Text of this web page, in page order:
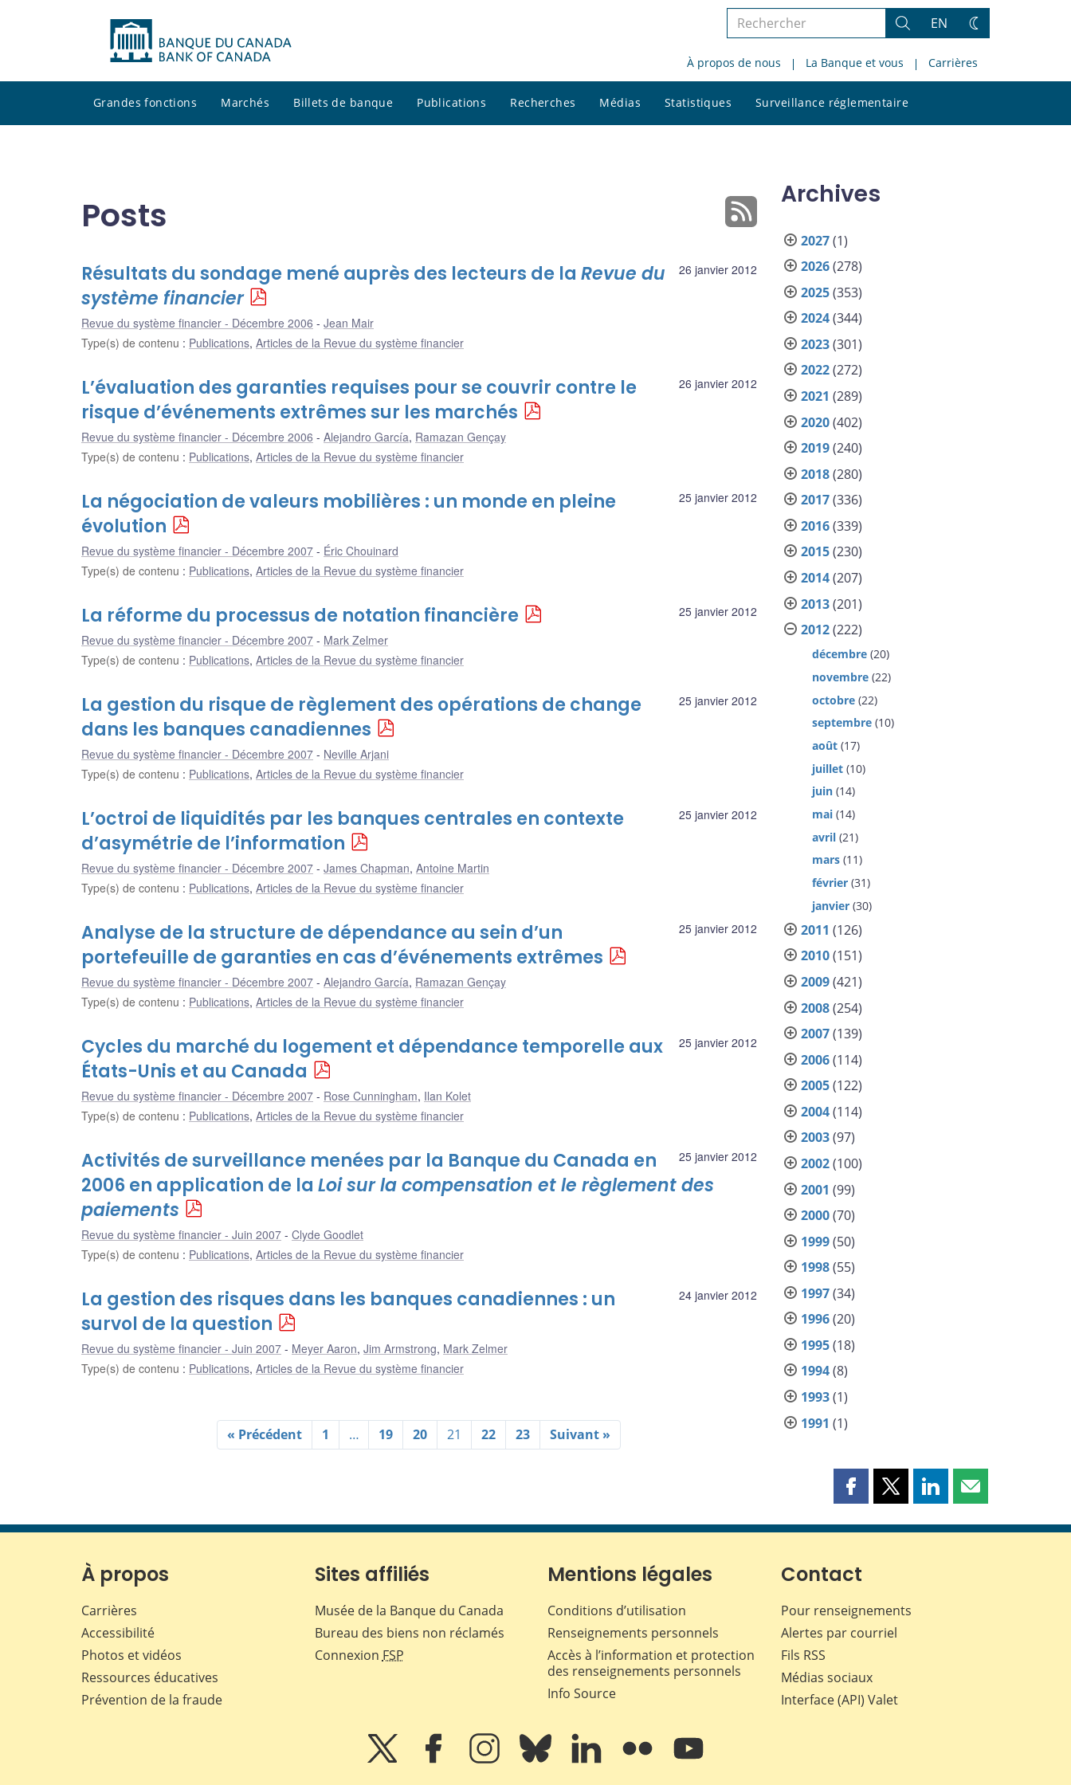
Rechercher
le
site
Rechercher
EN
Changez
thème
À propos de nous La Banque et vous Carrières
Grandes fonctions Marchés Billets de banque Publications Recherches Médias Statistiques Surveillance réglementaire
le
Posts
26 janvier 2012
Résultats du sondage mené auprès des lecteurs de la Revue du
système financier
Revue du système financier - Décembre 2006
Jean Mair
Type(s) de contenu : Publications, Articles de la Revue du système financier
26 janvier 2012
L’évaluation des garanties requises pour se couvrir contre le
risque d’événements extrêmes sur les marchés
Revue du système financier - Décembre 2006 Alejandro García, Ramazan Gençay
Type(s) de contenu : Publications, Articles de la Revue du système financier
25 janvier 2012
La négociation de valeurs mobilières : un monde en pleine
évolution
Revue du système financier - Décembre 2007
Éric Chouinard
Type(s) de contenu : Publications, Articles de la Revue du système financier
25 janvier 2012
La réforme du processus de notation financière
Revue du système financier - Décembre 2007
Mark Zelmer
Type(s) de contenu : Publications, Articles de la Revue du système financier
25 janvier 2012
La gestion du risque de règlement des opérations de change
dans les banques canadiennes
Revue du système financier - Décembre 2007
Neville Arjani
Type(s) de contenu : Publications, Articles de la Revue du système financier
25 janvier 2012
L’octroi de liquidités par les banques centrales en contexte
d’asymétrie de l’information
Revue du système financier - Décembre 2007 James Chapman, Antoine Martin
Type(s) de contenu : Publications, Articles de la Revue du système financier
25 janvier 2012
Analyse de la structure de dépendance au sein d’un
portefeuille de garanties en cas d’événements extrêmes
Revue du système financier - Décembre 2007 Alejandro García, Ramazan Gençay
Type(s) de contenu : Publications, Articles de la Revue du système financier
25 janvier 2012
Cycles du marché du logement et dépendance temporelle aux
États-Unis et au Canada
Revue du système financier - Décembre 2007 Rose Cunningham, Ilan Kolet
Type(s) de contenu : Publications, Articles de la Revue du système financier
25 janvier 2012
Activités de surveillance menées par la Banque du Canada en
2006 en application de la Loi sur la compensation et le règlement des
paiements
Revue du système financier - Juin 2007
Clyde Goodlet
Type(s) de contenu : Publications, Articles de la Revue du système financier
24 janvier 2012
La gestion des risques dans les banques canadiennes : un
survol de la question
Revue du système financier - Juin 2007 Meyer Aaron, Jim Armstrong, Mark Zelmer
Type(s) de contenu : Publications, Articles de la Revue du système financier
« Précédent 1 … 19 20 21 22 23 Suivant »
Archives
2027(1)
2026(278)
2025(353)
2024(344)
2023(301)
2022(272)
2021 (289)
2020(402)
2019(240)
2018(280)
2017(336)
2016(339)
2015(230)
2014(207)
2013(201)
2012(222)
décembre (20)
novembre (22)
octobre (22)
septembre (10)
août (17)
juillet (10)
juin (14)
mai (14)
avril (21)
mars (11)
février (31)
janvier (30)
2011 (126)
2010(151)
2009(421)
2008(254)
2007(139)
2006(114)
2005(122)
2004(114)
2003(97)
2002(100)
2001 (99)
2000(70)
1999(50)
1998(55)
1997(34)
1996(20)
1995(18)
1994(8)
1993(1)
1991 (1)
Partager
page
Facebook
Partager
page
Partager
page
Partager
page
À propos
Carrières
Accessibilité
Photos et vidéos
Ressources éducatives
Prévention de la fraude
Sites affiliés
Musée de la Banque du Canada
Bureau des biens non réclamés
Connexion FSP
Mentions légales
Conditions d’utilisation
Renseignements personnels
Accès à l’information et protection
des renseignements personnels
Info Source
Contact
Pour renseignements
Alertes par courriel
Fils RSS
Médias sociaux
Interface (API) Valet